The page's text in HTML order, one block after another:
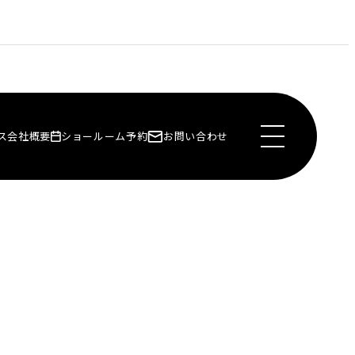
会社概要 ショールーム予約 お問い合わせ